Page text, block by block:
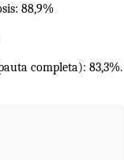
88,9%
completa): 83,3%.